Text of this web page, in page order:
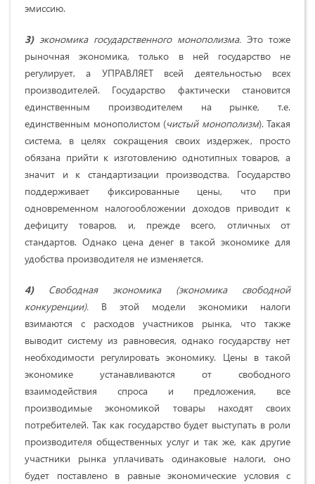
эмиссию.
3)экономика государственного монополизма. Это тоже
рыночная экономика, только в ней государство не
регулирует, а УПРАВЛЯЕТ всей деятельностью всех
производителей. Государство фактически становится
единственным производителем на рынке, т.е.
единственным монополистом (чистый монополизм). Такая
система, в целях сокращения своих издержек, просто
обязана прийти к изготовлению однотипных товаров, а
значит и к стандартизации производства. Государство
поддерживает фиксированные цены, что при
одновременном налогообложении доходов приводит к
дефициту товаров, и, прежде всего, отличных от
стандартов. Однако цена денег в такой экономике для
удобства производителя не изменяется.
4)Свободная экономика (экономика свободной
конкуренции). В этой модели экономики налоги
взимаются с расходов участников рынка, что также
выводит систему из равновесия, однако государству нет
необходимости регулировать экономику. Цены в такой
экономике устанавливаются от свободного
взаимодействия спроса и предложения, все
производимые экономикой товары находят своих
потребителей. Так как государство будет выступать в роли
производителя общественных услуг и так же, как другие
участники рынка уплачивать одинаковые налоги, оно
будет поставлено в равные экономические условия с